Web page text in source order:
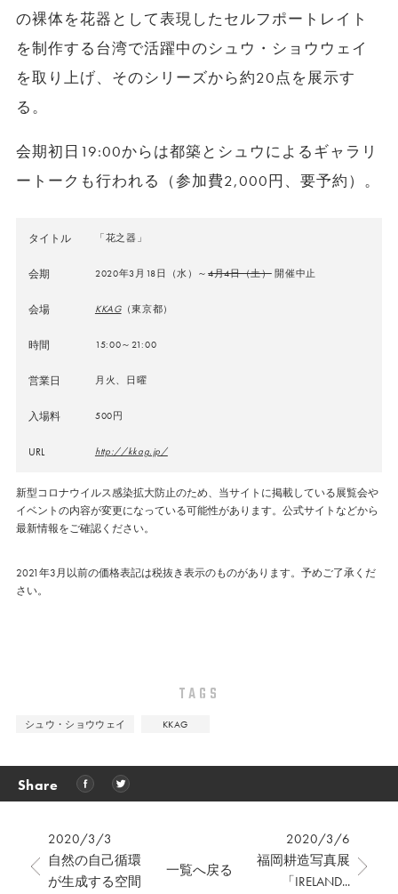
の裸体を花器として表現したセルフポートレイト
を制作する台湾で活躍中のシュウ・ショウウェイ
を取り上げ、そのシリーズから約20点を展示す
る。
会期初日19:00からは都築とシュウによるギャラリ
ートークも行われる（参加費2,000円、要予約）。
タイトル 「花之器」
会期 2020年3月18日（水）～4月4日（土）開催中止
会場 KKAG（東京都）
時間 15:00～21:00
営業日 月火、日曜
入場料 500円
URL http://kkag.jp/
新型コロナウイルス感染拡大防止のため、当サイトに掲載している展覧会や
イベントの内容が変更になっている可能性があります。公式サイトなどから
最新情報をご確認ください。
2021年3月以前の価格表記は税抜き表示のものがあります。予めご了承くだ
さい。
TAGS
シュウ・ショウウェイ KKAG
Share
2020/3/3
自然の自己循環
が生成する空間
2020/3/6
福岡耕造写真展
「IRELAND...
一覧へ戻る